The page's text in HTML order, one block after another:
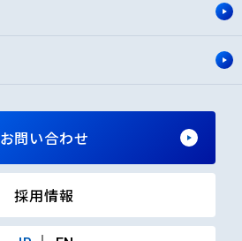
お問い合わせ
採用情報